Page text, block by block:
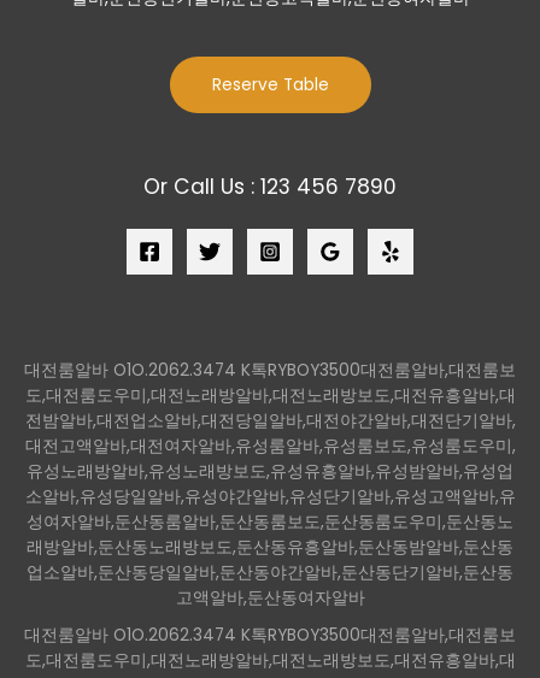
Reserve Table
Or Call Us : 123 456 7890
대전룸알바 O1O.2062.3474 K톡RYBOY3500대전룸알바,대전룸보
도,대전룸도우미,대전노래방알바,대전노래방보도,대전유흥알바,대
전밤알바,대전업소알바,대전당일알바,대전야간알바,대전단기알바,
대전고액알바,대전여자알바,유성룸알바,유성룸보도,유성룸도우미,
유성노래방알바,유성노래방보도,유성유흥알바,유성밤알바,유성업
소알바,유성당일알바,유성야간알바,유성단기알바,유성고액알바,유
성여자알바,둔산동룸알바,둔산동룸보도,둔산동룸도우미,둔산동노
래방알바,둔산동노래방보도,둔산동유흥알바,둔산동밤알바,둔산동
업소알바,둔산동당일알바,둔산동야간알바,둔산동단기알바,둔산동
고액알바,둔산동여자알바
대전룸알바 O1O.2062.3474 K톡RYBOY3500대전룸알바,대전룸보
도,대전룸도우미,대전노래방알바,대전노래방보도,대전유흥알바,대